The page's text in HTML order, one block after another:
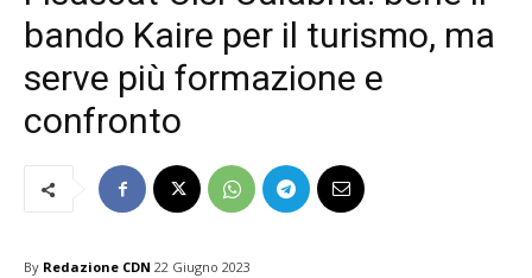
bando Kaire per il turismo, ma
serve più formazione e
confronto
By Redazione CDN 22 Giugno 2023